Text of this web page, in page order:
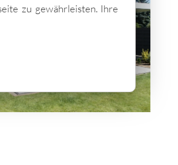
zu gewährleisten. Ihre